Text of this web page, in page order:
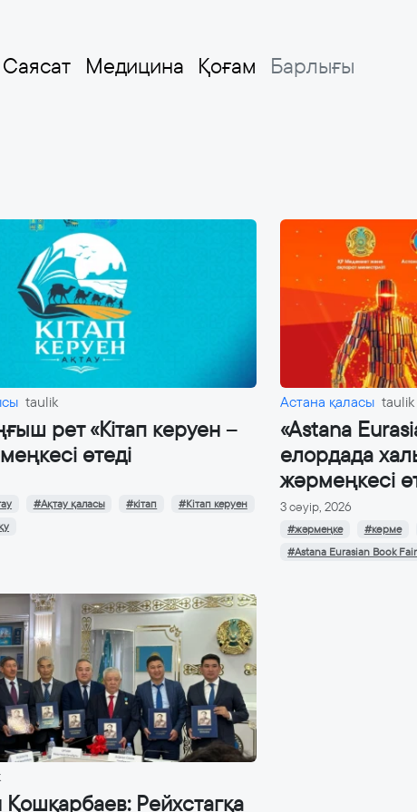
Саясат Медицина Қоғам Барлығы
taulik
рет «Кітап керуен –
өтеді
#Ақтау қаласы #кітап
#Кітап керуен
Астана қаласы taulik
«Astana
елордада
жәрмеңкесі
3 сәуір, 2026
#жәрмеңке #көрме
#Astana Eurasian Book
Рейхстагқа